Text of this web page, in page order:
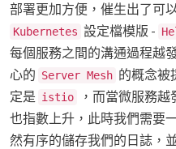
部署更加方便，催生出了可
Kubernetes 設定檔模版 -
每個服務之間的溝通過程越
心的 Server Mesh 的概念被
定是 istio
，而當微服務
也指數上升，此時我們需要
然有序的儲存我們的日誌，